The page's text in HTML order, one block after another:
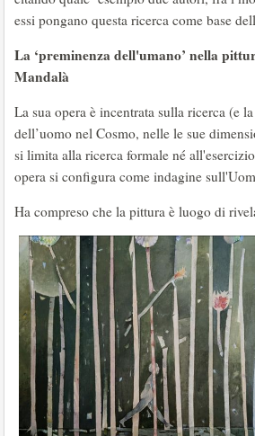
essi pongano questa ricerca come base
La ‘preminenza dell'umano’ nella
Mandalà
La sua opera è incentrata sulla ricerca (e
dell’uomo nel Cosmo, nelle le sue
si limita alla ricerca formale né
opera si configura come indagine
Ha compreso che la pittura è luogo di